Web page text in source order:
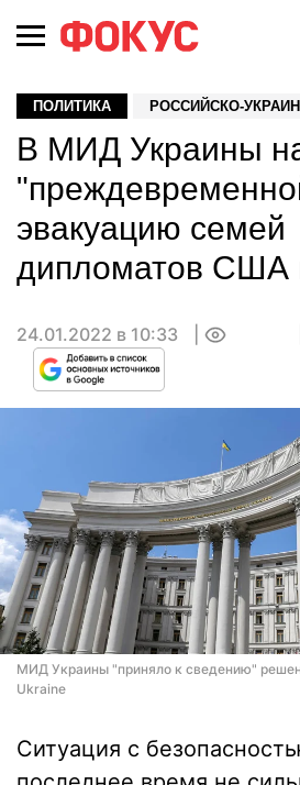
ПОЛИТИКА РОССИЙСКО-
В МИД Украины
эвакуацию семей
дипломатов США
24.01.2022 в 10:33
МИД Украины "приняло к сведению"
Ukraine
Ситуация с